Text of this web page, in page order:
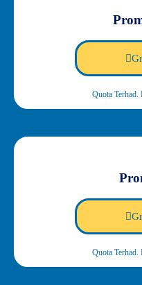
Quota Terhad.
Quota Terhad.